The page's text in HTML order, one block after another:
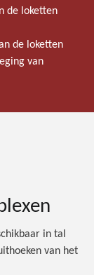
de loketten
de loketten
van
in tal
van het